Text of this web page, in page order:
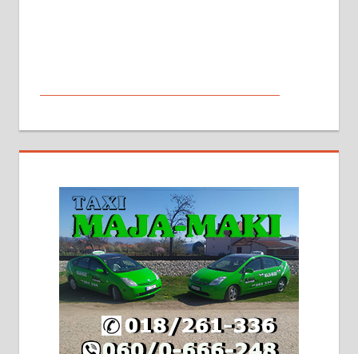
стамбене целине једна уз другу.
2х150м2, две гараже, централно
грејање на гас и дрва. Две
адресе. 063/71-74-023
Издајем комплетно опремљену
халу на Житковачком путу, на
плацу површине око 7 ари.
064/321-80-51; 063/102-35-25